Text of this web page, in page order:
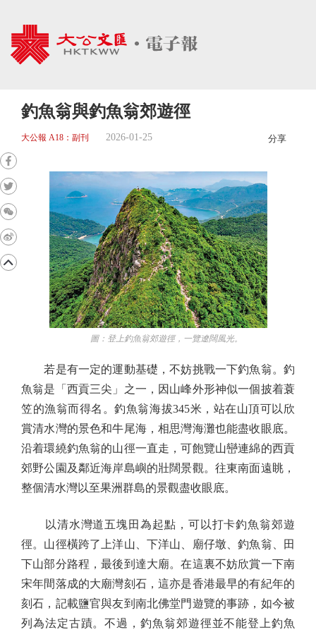
釣魚翁與釣魚翁郊遊徑
大公報 A18：副刊 2026-01-25 分享
圖：登上釣魚翁郊遊徑，一覽遼闊風光。
若是有一定的運動基礎，不妨挑戰一下釣魚翁。釣
魚翁是「西貢三尖」之一，因山峰外形神似一個披着蓑
笠的漁翁而得名。釣魚翁海拔345米，站在山頂可以欣
賞清水灣的景色和牛尾海，相思灣海灘也能盡收眼底。
沿着環繞釣魚翁的山徑一直走，可飽覽山巒連綿的西貢
郊野公園及鄰近海岸島嶼的壯闊景觀。往東南面遠眺，
整個清水灣以至果洲群島的景觀盡收眼底。
以清水灣道五塊田為起點，可以打卡釣魚翁郊遊
徑。山徑橫跨了上洋山、下洋山、廟仔墩、釣魚翁、田
下山部分路程，最後到達大廟。在這裏不妨欣賞一下南
宋年間落成的大廟灣刻石，這亦是香港最早的有紀年的
刻石，記載鹽官與友到南北佛堂門遊覽的事跡，如今被
列為法定古蹟。不過，釣魚翁郊遊徑並不能登上釣魚